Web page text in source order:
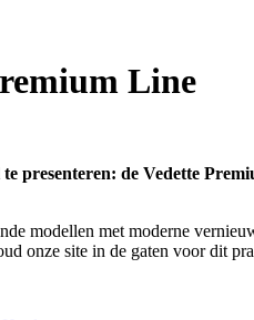
Line
presenteren: de Vedette
modellen met moderne
onze site in de gaten voor dit